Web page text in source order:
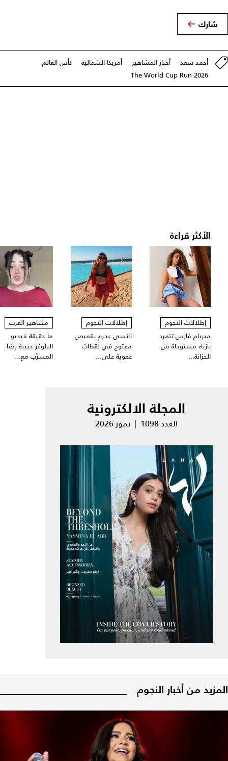
شارك
أحمد سعد أخبار المشاهير أمريكا الشمالية
كأس العالم
The World Cup Run 2026
الأكثر قراءة
إطلالات النجوم
ميريام فارس تتمرد
بأزياء مستوحاة من
الخزانة...
إطلالات النجوم
نانسي عجرم بقميص
مفتوح في لقطات
عفوية على...
مشاهير العرب
ما حقيقة فيديو
البلوغر حبيبة رضا
المسرّب مع...
المجلة الالكترونية
العدد 1098 | تموز 2026
المزيد من أخبار النجوم